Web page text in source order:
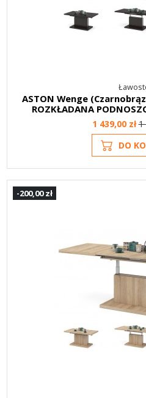
ASTON Wenge
ROZKŁADANA
1 439,00 zł1
DO
-200,00 zł